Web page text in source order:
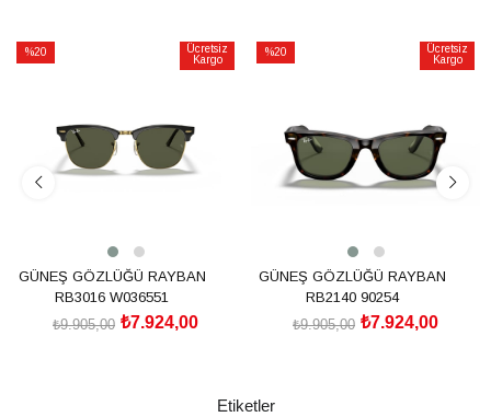
%20
Ücretsiz
Kargo
GÜNEŞ GÖZLÜĞÜ RAYBAN
RB3016 W036551
₺7.924,00
₺9.905,00
%20
Ücretsiz
Kargo
GÜNEŞ GÖZLÜĞÜ RAYBAN
RB2140 90254
₺7.924,00
₺9.905,00
Etiketler